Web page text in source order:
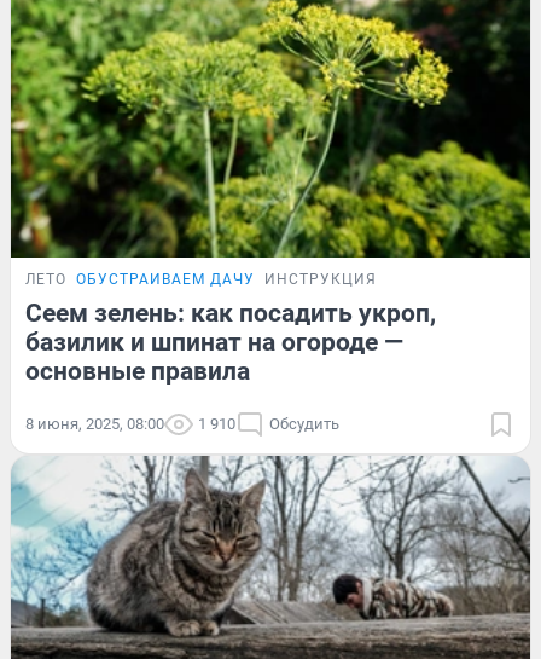
ЛЕТО ОБУСТРАИВАЕМ ДАЧУ ИНСТРУКЦИЯ
Сеем зелень: как посадить укроп,
базилик и шпинат на огороде —
основные правила
8 июня, 2025, 08:00 1 910 Обсудить